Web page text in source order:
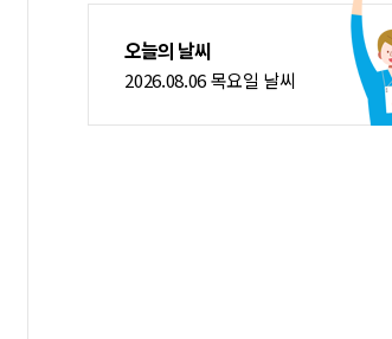
오늘의 날씨
2026.08.06 목요일 날씨